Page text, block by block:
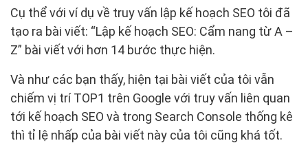
Cụ thể với ví dụ về truy vấn lập kế hoạch SEO tôi đã
tạo ra bài viết: “Lập kế hoạch SEO: Cẩm nang từ A –
Z” bài viết với hơn 14 bước thực hiện.
Và như các bạn thấy, hiện tại bài viết của tôi vẫn
chiếm vị trí TOP1 trên Google với truy vấn liên quan
tới kế hoạch SEO và trong Search Console thống kê
thì tỉ lệ nhấp của bài viết này của tôi cũng khá tốt.